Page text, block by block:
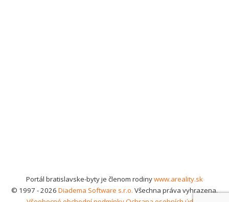
Portál bratislavske-byty je členom rodinywww.areality.sk
© 1997 - 2026 Diadema Software s.r.o. Všechna práva vyhrazena.